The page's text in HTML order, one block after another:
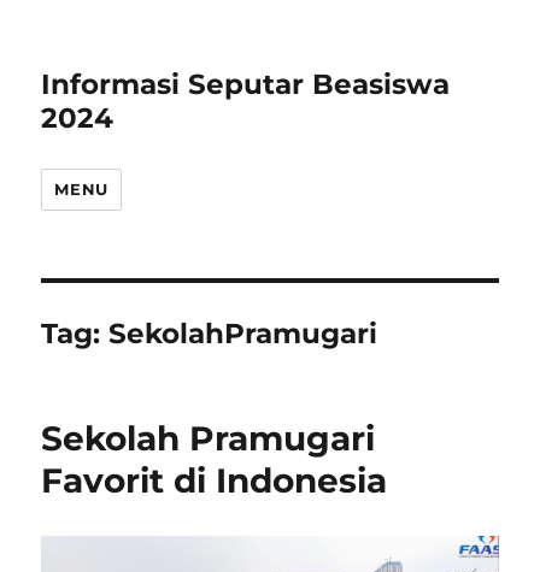
Informasi Seputar Beasiswa
2024
MENU
Tag:SekolahPramugari
Sekolah Pramugari
Favorit di Indonesia